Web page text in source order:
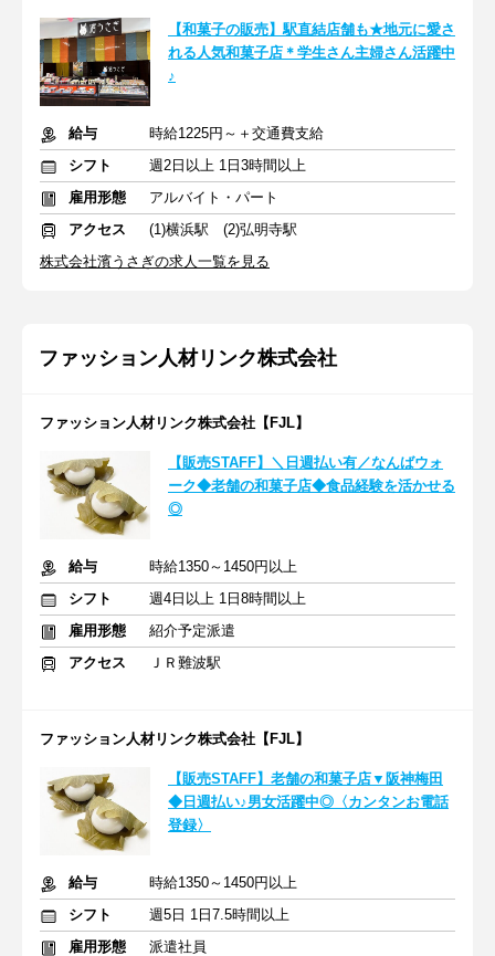
【和菓子の販売】駅直結店舗も★地元に愛さ
れる人気和菓子店＊学生さん主婦さん活躍中
♪
給与
時給1225円～＋交通費支給
シフト
週2日以上 1日3時間以上
雇用形態
アルバイト・パート
アクセス
(1)横浜駅 (2)弘明寺駅
株式会社濱うさぎの求人一覧を見る
ファッション人材リンク株式会社
ファッション人材リンク株式会社【FJL】
【販売STAFF】＼日週払い有／なんばウォ
ーク◆老舗の和菓子店◆食品経験を活かせる
◎
給与
時給1350～1450円以上
シフト
週4日以上 1日8時間以上
雇用形態
紹介予定派遣
アクセス
ＪＲ難波駅
ファッション人材リンク株式会社【FJL】
【販売STAFF】老舗の和菓子店▼阪神梅田
◆日週払い♪男女活躍中◎〈カンタンお電話
登録〉
給与
時給1350～1450円以上
シフト
週5日 1日7.5時間以上
雇用形態
派遣社員